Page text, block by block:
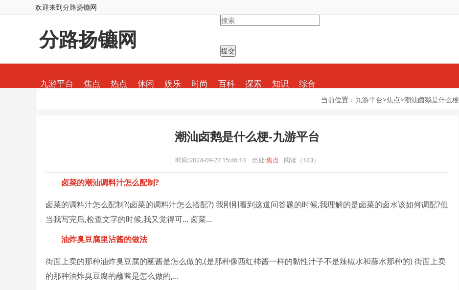
欢迎来到分路扬镳网
分路扬镳网
九游平台 焦点 热点 休闲 娱乐 时尚 百科 探索 知识 综合
当前位置： 九游平台>焦点>潮汕卤鹅是什么梗
潮汕卤鹅是什么梗-九游平台
时间:2024-09-27 15:46:10 出处:焦点 阅读（143）
卤菜的潮汕调料汁怎么配制?
卤菜的调料汁怎么配制?(卤菜的调料汁怎么搭配?) 我刚刚看到这道问答题的时候,我理解的是卤菜的卤水该如何调配?但
当我写完后,检查文字的时候,我又觉得可... 卤菜...
油炸臭豆腐里沾酱的做法
街面上卖的那种油炸臭豆腐的蘸酱是怎么做的,(是那种像西红柿酱一样的黏性汁子不是辣椒水和蒜水那种的) 街面上卖
的那种油炸臭豆腐的蘸酱是怎么做的,...